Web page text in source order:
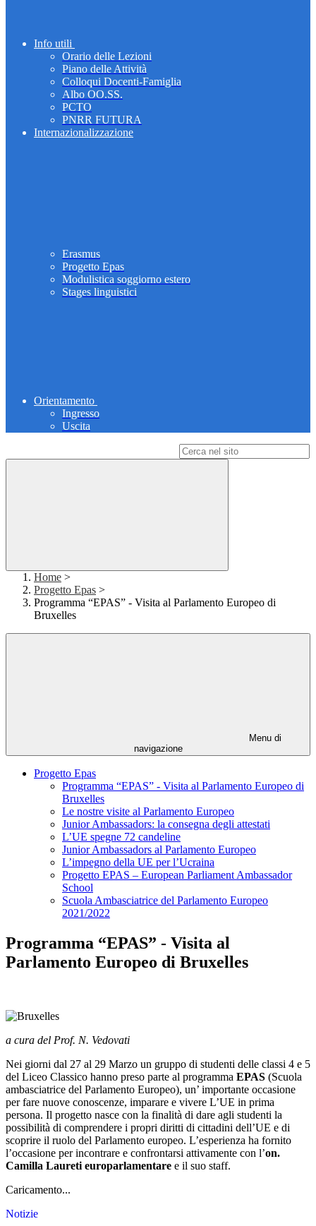
Info utili
Orario delle Lezioni
Piano delle Attività
Colloqui Docenti-Famiglia
Albo OO.SS.
PCTO
PNRR FUTURA
Internazionalizzazione
Erasmus
Progetto Epas
Modulistica soggiorno estero
Stages linguistici
Orientamento
Ingresso
Uscita
Home >
Progetto Epas >
Programma “EPAS” - Visita al Parlamento Europeo di
Bruxelles
Menu di
navigazione
Progetto Epas
Programma “EPAS” - Visita al Parlamento Europeo di
Bruxelles
Le nostre visite al Parlamento Europeo
Junior Ambassadors: la consegna degli attestati
L’UE spegne 72 candeline
Junior Ambassadors al Parlamento Europeo
L’impegno della UE per l’Ucraina
Progetto EPAS – European Parliament Ambassador
School
Scuola Ambasciatrice del Parlamento Europeo
2021/2022
Programma “EPAS” - Visita al
Parlamento Europeo di Bruxelles
a cura del Prof. N. Vedovati
Nei giorni dal 27 al 29 Marzo un gruppo di studenti delle classi 4 e 5
del Liceo Classico hanno preso parte al programma EPAS (Scuola
ambasciatrice del Parlamento Europeo), un’ importante occasione
per fare nuove conoscenze, imparare e vivere L’UE in prima
persona. Il progetto nasce con la finalità di dare agli studenti la
possibilità di comprendere i propri diritti di cittadini dell’UE e di
scoprire il ruolo del Parlamento europeo. L’esperienza ha fornito
l’occasione per incontrare e confrontarsi attivamente con l’on.
Camilla Laureti europarlamentare e il suo staff.
Caricamento...
Notizie